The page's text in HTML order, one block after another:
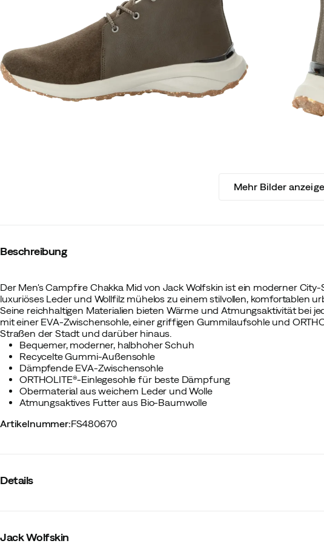
Mehr Bilder
Beschreibung
Der Men's Campfire Chakka Mid von Jack Wolfskin ist ein moderner
luxuriöses Leder und Wollfilz mühelos zu einem stilvollen, komfortablen
Seine reichhaltigen Materialien bieten Wärme und Atmungsaktivität bei
mit einer EVA-Zwischensohle, einer griffigen Gummilaufsohle und
Straßen der Stadt und darüber hinaus.
Bequemer, moderner, halbhoher Schuh
Recycelte Gummi-Außensohle
Dämpfende EVA-Zwischensohle
ORTHOLITE®-Einlegesohle für beste Dämpfung
Obermaterial aus weichem Leder und Wolle
Atmungsaktives Futter aus Bio-Baumwolle
Artikelnummer:FS480670
Details
Wasserdicht:Nein
Jack Wolfskin